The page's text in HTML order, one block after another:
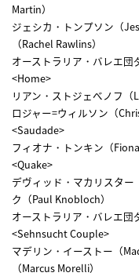
Martin）
ジェシカ・トンプソン（
（Rachel Rawlins）
オーストラリア・バレエ
<Home>
リアン・ストジェべノフ
ロジャー=ウィルソン（
<Saudade>
フィオナ・トンキン（
<Quake>
デヴィッド・マカリスタ
ク（Paul Knobloch）
オーストラリア・バレエ
<Sehnsucht Couple>
マデリン・イーストー（
（Marcus Morelli）